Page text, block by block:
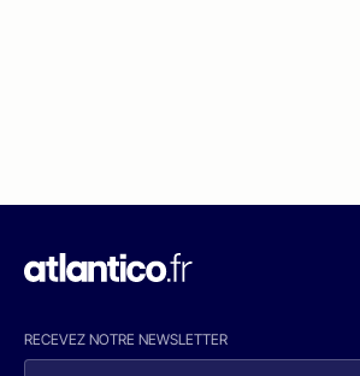
RECEVEZ NOTRE NEWSLETTER